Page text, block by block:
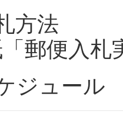
方法
郵便入札
ジュール